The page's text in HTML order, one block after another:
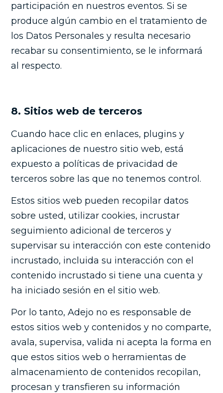
participación en nuestros eventos. Si se
produce algún cambio en el tratamiento de
los Datos Personales y resulta necesario
recabar su consentimiento, se le informará
al respecto.
8. Sitios web de terceros
Cuando hace clic en enlaces, plugins y
aplicaciones de nuestro sitio web, está
expuesto a políticas de privacidad de
terceros sobre las que no tenemos control.
Estos sitios web pueden recopilar datos
sobre usted, utilizar cookies, incrustar
seguimiento adicional de terceros y
supervisar su interacción con este contenido
incrustado, incluida su interacción con el
contenido incrustado si tiene una cuenta y
ha iniciado sesión en el sitio web.
Por lo tanto, Adejo no es responsable de
estos sitios web y contenidos y no comparte,
avala, supervisa, valida ni acepta la forma en
que estos sitios web o herramientas de
almacenamiento de contenidos recopilan,
procesan y transfieren su información